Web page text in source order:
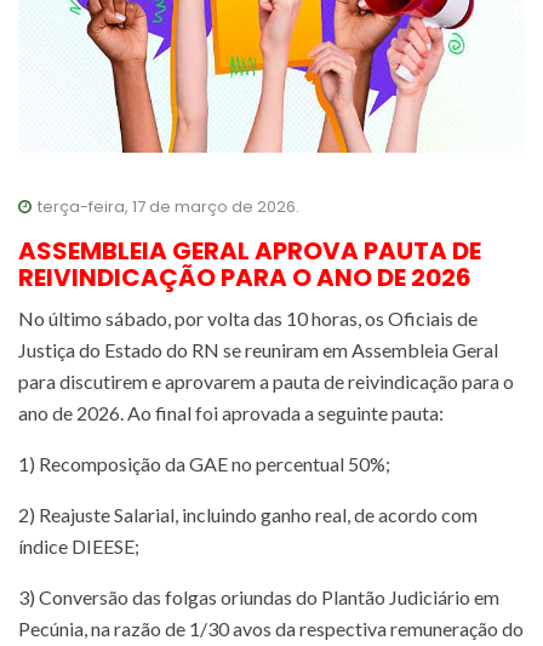
terça-feira, 17 de março de 2026.
ASSEMBLEIA GERAL APROVA PAUTA DE
REIVINDICAÇÃO PARA O ANO DE 2026
No último sábado, por volta das 10 horas, os Oficiais de
Justiça do Estado do RN se reuniram em Assembleia Geral
para discutirem e aprovarem a pauta de reivindicação para o
ano de 2026. Ao final foi aprovada a seguinte pauta:
1) Recomposição da GAE no percentual 50%;
2) Reajuste Salarial, incluindo ganho real, de acordo com
índice DIEESE;
3) Conversão das folgas oriundas do Plantão Judiciário em
Pecúnia, na razão de 1/30 avos da respectiva remuneração do